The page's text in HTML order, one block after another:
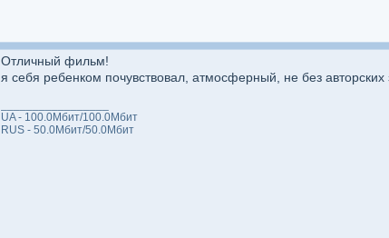
Отличный фильм!
я себя ребенком почувствовал, атмосферный, не без авторских
UA - 100.0Мбит/100.0Мбит
RUS - 50.0Мбит/50.0Мбит